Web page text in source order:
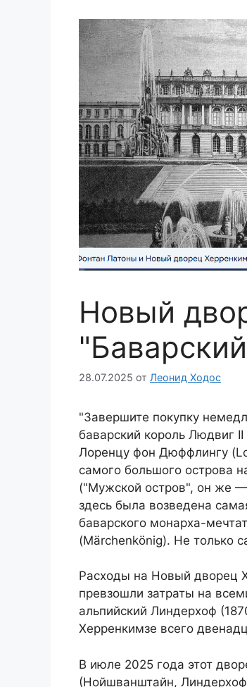
Новый
28.07.2025 от Леонид Ходос
"Завершите покупку
баварский король Людвиг
Лоренцу фон Дюффлингу
самого большого острова
("Мужской остров", он же —
здесь была возведена
баварского монарха-
(Märchenkönig). Не только
Расходы на Новый дворец
превзошли затраты на
альпийский Линдерхоф
Херренкимзе всего
В июле 2025 года этот
(Нойшванштайн, Линдерхоф